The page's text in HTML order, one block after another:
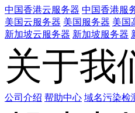
中国香港云服务器 中国香港服
美国云服务器 美国服务器 美国
新加坡云服务器 新加坡服务器
关于我
公司介绍 帮助中心 域名污染检